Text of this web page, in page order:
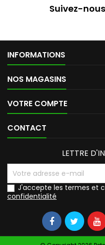
Suivez-
INFORMATIONS
NOS MAGASINS
VOTRE COMPTE
CONTACT
LETTRE
J'accepte les termes et
confidentialité